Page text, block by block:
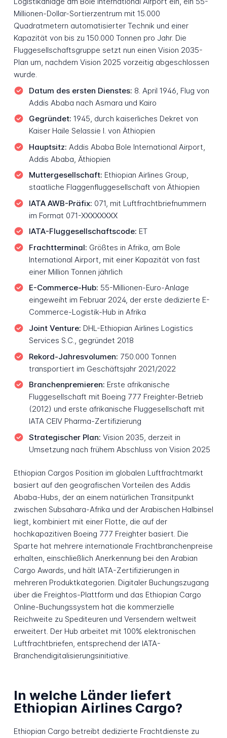
Millionen-Dollar-Sortierzentrum mit 15.000
Quadratmetern automatisierter Technik und einer
Kapazität von bis zu 150.000 Tonnen pro Jahr. Die
Fluggesellschaftsgruppe setzt nun einen Vision 2035-
Plan um, nachdem Vision 2025 vorzeitig abgeschlossen
wurde.
Datum des ersten Dienstes: 8. April 1946, Flug von
Addis Ababa nach Asmara und Kairo
Gegründet: 1945, durch kaiserliches Dekret von
Kaiser Haile Selassie I. von Äthiopien
Hauptsitz: Addis Ababa Bole International Airport,
Addis Ababa, Äthiopien
Muttergesellschaft: Ethiopian Airlines Group,
staatliche Flaggenfluggesellschaft von Äthiopien
IATA AWB-Präfix: 071, mit Luftfrachtbriefnummern
im Format 071-XXXXXXXX
IATA-Fluggesellschaftscode: ET
Frachtterminal: Größtes in Afrika, am Bole
International Airport, mit einer Kapazität von fast
einer Million Tonnen jährlich
E-Commerce-Hub: 55-Millionen-Euro-Anlage
eingeweiht im Februar 2024, der erste dedizierte E-
Commerce-Logistik-Hub in Afrika
Joint Venture: DHL-Ethiopian Airlines Logistics
Services S.C., gegründet 2018
Rekord-Jahresvolumen: 750.000 Tonnen
transportiert im Geschäftsjahr 2021/2022
Branchenpremieren: Erste afrikanische
Fluggesellschaft mit Boeing 777 Freighter-Betrieb
(2012) und erste afrikanische Fluggesellschaft mit
IATA CEIV Pharma-Zertifizierung
Strategischer Plan: Vision 2035, derzeit in
Umsetzung nach frühem Abschluss von Vision 2025
Ethiopian Cargos Position im globalen Luftfrachtmarkt
basiert auf den geografischen Vorteilen des Addis
Ababa-Hubs, der an einem natürlichen Transitpunkt
zwischen Subsahara-Afrika und der Arabischen Halbinsel
liegt, kombiniert mit einer Flotte, die auf der
hochkapazitiven Boeing 777 Freighter basiert. Die
Sparte hat mehrere internationale Frachtbranchenpreise
erhalten, einschließlich Anerkennung bei den Arabian
Cargo Awards, und hält IATA-Zertifizierungen in
mehreren Produktkategorien. Digitaler Buchungszugang
über die Freightos-Plattform und das Ethiopian Cargo
Online-Buchungssystem hat die kommerzielle
Reichweite zu Spediteuren und Versendern weltweit
erweitert. Der Hub arbeitet mit 100% elektronischen
Luftfrachtbriefen, entsprechend der IATA-
Branchendigitalisierungsinitiative.
In welche Länder liefert
Ethiopian Airlines Cargo?
Ethiopian Cargo betreibt dedizierte Frachtdienste zu